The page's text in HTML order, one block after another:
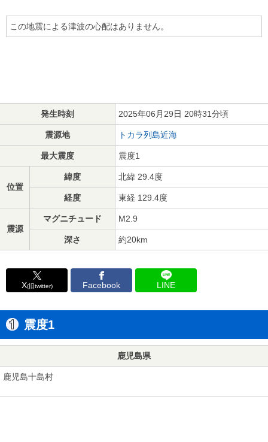
この地震による津波の心配はありません。
発生時刻 2025年06月29日 20時31分頃
震源地 トカラ列島近海
最大震度 震度1
位置
緯度 北緯 29.4度
経度 東経 129.4度
震源
マグニチュード M2.9
深さ 約20km
X(旧twitter) Facebook LINE
震度1
鹿児島県
鹿児島十島村